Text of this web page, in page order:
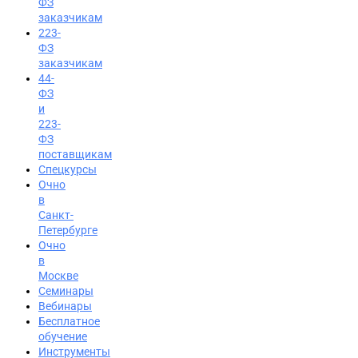
Вход на портал
8 (800) 200-85-28
заказчикам
223-
ФЗ
заказчикам
44-
ФЗ
и
223-
ФЗ
поставщикам
Спецкурсы
Очно
в
Санкт-
Петербурге
Очно
в
Москве
Семинары
Вебинары
Бесплатное
обучение
Инструменты